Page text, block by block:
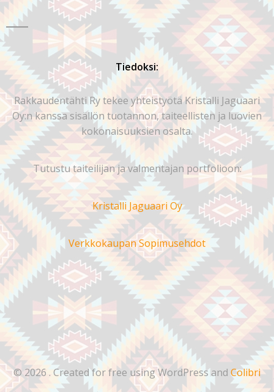
Tiedoksi:
Rakkaudentähti Ry tekee yhteistyötä Kristalli Jaguaari
Oy:n kanssa sisällön tuotannon, taiteellisten ja luovien
kokonaisuuksien osalta.
Tutustu taiteilijan ja valmentajan portfolioon:
Kristalli Jaguaari Oy
Verkkokaupan Sopimusehdot
© 2026 . Created for free using WordPress and Colibri